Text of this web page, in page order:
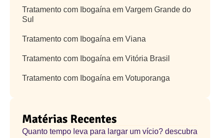
Tratamento com Ibogaína em Vargem Grande do
Sul
Tratamento com Ibogaína em Viana
Tratamento com Ibogaína em Vitória Brasil
Tratamento com Ibogaína em Votuporanga
Matérias Recentes
Quanto tempo leva para largar um vício? descubra